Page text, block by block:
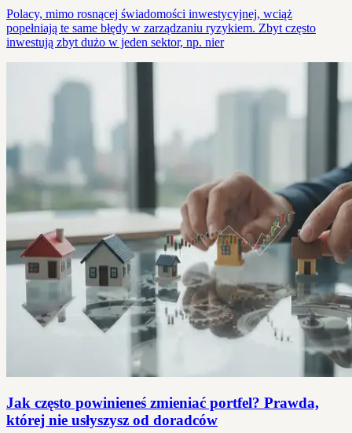
Polacy, mimo rosnącej świadomości inwestycyjnej, wciąż
popełniają te same błędy w zarządzaniu ryzykiem. Zbyt często
inwestują zbyt dużo w jeden sektor, np. nier
Jak często powinieneś zmieniać portfel? Prawda,
której nie usłyszysz od doradców